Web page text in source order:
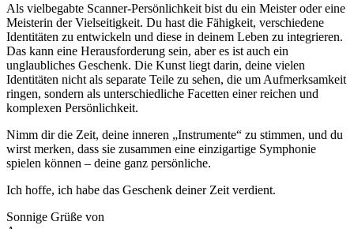
Als vielbegabte Scanner-Persönlichkeit bist du ein Meister oder eine
Meisterin der Vielseitigkeit. Du hast die Fähigkeit, verschiedene
Identitäten zu entwickeln und diese in deinem Leben zu integrieren.
Das kann eine Herausforderung sein, aber es ist auch ein
unglaubliches Geschenk. Die Kunst liegt darin, deine vielen
Identitäten nicht als separate Teile zu sehen, die um Aufmerksamkeit
ringen, sondern als unterschiedliche Facetten einer reichen und
komplexen Persönlichkeit.
Nimm dir die Zeit, deine inneren „Instrumente“ zu stimmen, und du
wirst merken, dass sie zusammen eine einzigartige Symphonie
spielen können – deine ganz persönliche.
Ich hoffe, ich habe das Geschenk deiner Zeit verdient.
Sonnige Grüße von